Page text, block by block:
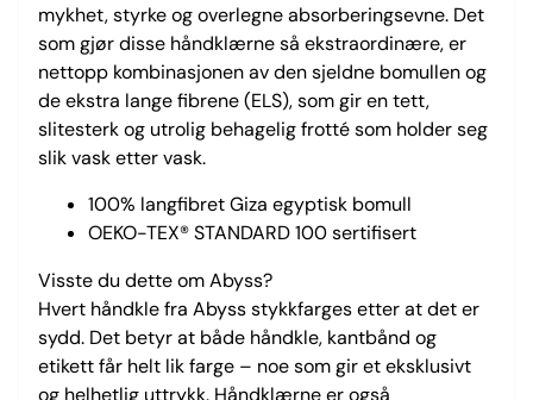
mykhet, styrke og overlegne absorberingsevne. Det
som gjør disse håndklærne så ekstraordinære, er
nettopp kombinasjonen av den sjeldne bomullen og
de ekstra lange fibrene (ELS), som gir en tett,
slitesterk og utrolig behagelig frotté som holder seg
slik vask etter vask.
100% langfibret Giza egyptisk bomull
OEKO-TEX® STANDARD 100 sertifisert
Visste du dette om Abyss?
Hvert håndkle fra Abyss stykkfarges etter at det er
sydd. Det betyr at både håndkle, kantbånd og
etikett får helt lik farge – noe som gir et eksklusivt
og helhetlig uttrykk. Håndklærne er også